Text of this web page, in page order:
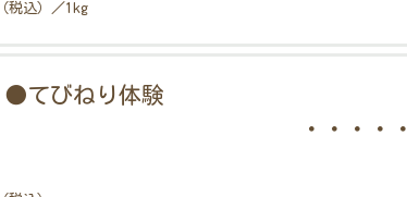
（税込）／1kg
●てびねり体験
・・・・・